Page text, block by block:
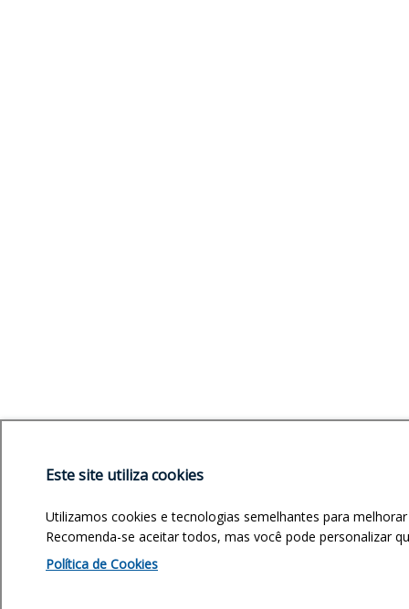
Este site utiliza cookies
Utilizamos cookies e tecnologias semelhantes para
Recomenda-se aceitar todos, mas você pode personalizar
Política de Cookies